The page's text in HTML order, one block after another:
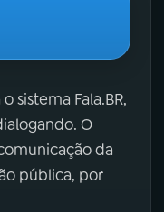
sistema Fala.BR,
O
da
pública, por